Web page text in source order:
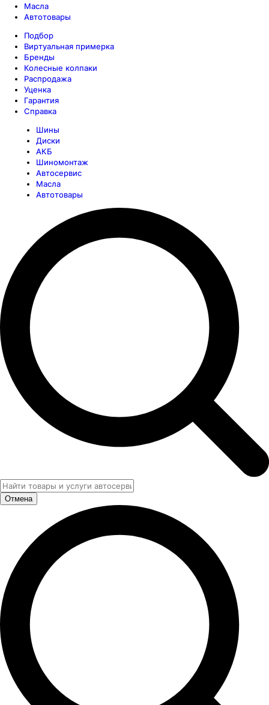
Масла
Автотовары
Подбор
Виртуальная примерка
Бренды
Колесные колпаки
Распродажа
Уценка
Гарантия
Справка
Шины
Диски
АКБ
Шиномонтаж
Автосервис
Масла
Автотовары
Отмена